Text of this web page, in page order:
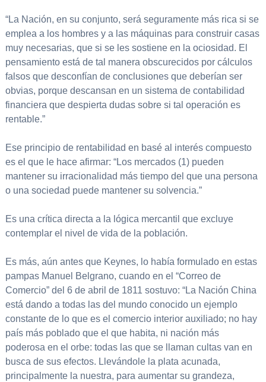
“La Nación, en su conjunto, será seguramente más rica si se
emplea a los hombres y a las máquinas para construir casas
muy necesarias, que si se les sostiene en la ociosidad. El
pensamiento está de tal manera obscurecidos por cálculos
falsos que desconfían de conclusiones que deberían ser
obvias, porque descansan en un sistema de contabilidad
financiera que despierta dudas sobre si tal operación es
rentable.”
Ese principio de rentabilidad en basé al interés compuesto
es el que le hace afirmar: “Los mercados (1) pueden
mantener su irracionalidad más tiempo del que una persona
o una sociedad puede mantener su solvencia.”
Es una crítica directa a la lógica mercantil que excluye
contemplar el nivel de vida de la población.
Es más, aún antes que Keynes, lo había formulado en estas
pampas Manuel Belgrano, cuando en el “Correo de
Comercio” del 6 de abril de 1811 sostuvo: “La Nación China
está dando a todas las del mundo conocido un ejemplo
constante de lo que es el comercio interior auxiliado; no hay
país más poblado que el que habita, ni nación más
poderosa en el orbe: todas las que se llaman cultas van en
busca de sus efectos. Llevándole la plata acunada,
principalmente la nuestra, para aumentar su grandeza,